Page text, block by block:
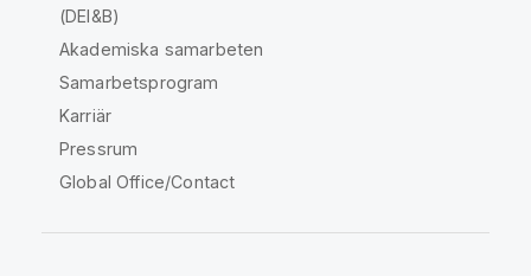
(DEI&B)
Akademiska samarbeten
Samarbetsprogram
Karriär
Pressrum
Global Office/Contact